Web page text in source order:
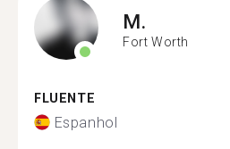
M.
Fort Worth
FLUENTE
Espanhol